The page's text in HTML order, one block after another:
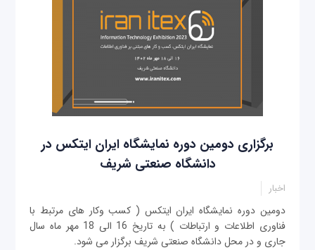
برگزاری دومین دوره نمایشگاه ایران ایتکس در
دانشگاه صنعتی شریف
اخبار
دومین دوره نمایشگاه ایران ایتکس ( کسب وکار های مرتبط با
فناوری اطلاعات و ارتباطات ) به تاریخ 16 الی 18 مهر ماه سال
جاری و در محل دانشگاه صنعتی شریف برگزار می شود.